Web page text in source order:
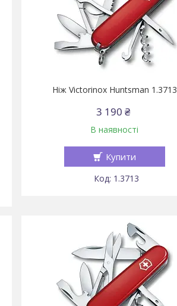
Ніж Victorinox Huntsman 1.3713
3 190 ₴
В наявності
Купити
1.3713